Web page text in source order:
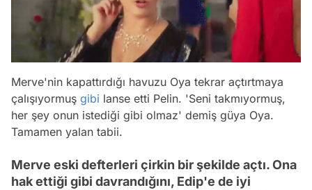
Merve'nin kapattırdığı havuzu Oya tekrar açtırtmaya
çalışıyormuş gibi lanse etti Pelin. 'Seni takmıyormuş,
her şey onun istediği gibi olmaz' demiş güya Oya.
Tamamen yalan tabii.
Merve eski defterleri çirkin bir şekilde açtı. Ona
hak ettiği gibi davrandığını, Edip'e de iyi